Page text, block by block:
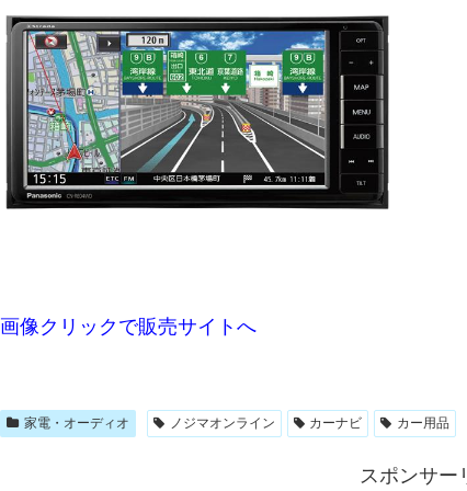
画像クリックで販売サイトへ
家電・オーディオ ノジマオンライン カーナビ カー用品
スポンサー